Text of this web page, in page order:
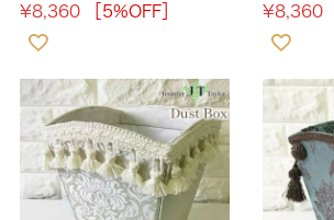
¥8,360 ［5%OFF］
¥8,360